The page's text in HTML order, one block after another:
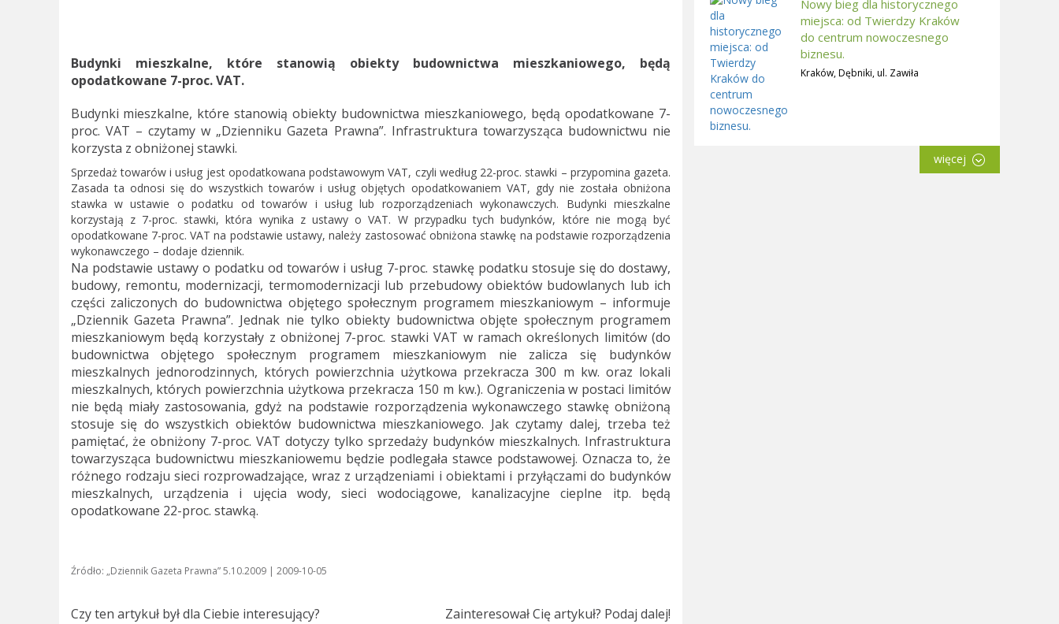
Budynki mieszkalne, które stanowią obiekty budownictwa mieszkaniowego, będą
opodatkowane 7-proc. VAT.
Budynki mieszkalne, które stanowią obiekty budownictwa mieszkaniowego, będą opodatkowane 7-
proc. VAT – czytamy w „Dzienniku Gazeta Prawna”. Infrastruktura towarzysząca budownictwu nie
korzysta z obniżonej stawki.
Sprzedaż towarów i usług jest opodatkowana podstawowym VAT, czyli według 22-proc. stawki – przypomina gazeta.
Zasada ta odnosi się do wszystkich towarów i usług objętych opodatkowaniem VAT, gdy nie została obniżona
stawka w ustawie o podatku od towarów i usług lub rozporządzeniach wykonawczych. Budynki mieszkalne
korzystają z 7-proc. stawki, która wynika z ustawy o VAT. W przypadku tych budynków, które nie mogą być
opodatkowane 7-proc. VAT na podstawie ustawy, należy zastosować obniżona stawkę na podstawie rozporządzenia
wykonawczego – dodaje dziennik.
Na podstawie ustawy o podatku od towarów i usług 7-proc. stawkę podatku stosuje się do dostawy,
budowy, remontu, modernizacji, termomodernizacji lub przebudowy obiektów budowlanych lub ich
części zaliczonych do budownictwa objętego społecznym programem mieszkaniowym – informuje
„Dziennik Gazeta Prawna”. Jednak nie tylko obiekty budownictwa objęte społecznym programem
mieszkaniowym będą korzystały z obniżonej 7-proc. stawki VAT w ramach określonych limitów (do
budownictwa objętego społecznym programem mieszkaniowym nie zalicza się budynków
mieszkalnych jednorodzinnych, których powierzchnia użytkowa przekracza 300 m kw. oraz lokali
mieszkalnych, których powierzchnia użytkowa przekracza 150 m kw.). Ograniczenia w postaci limitów
nie będą miały zastosowania, gdyż na podstawie rozporządzenia wykonawczego stawkę obniżoną
stosuje się do wszystkich obiektów budownictwa mieszkaniowego. Jak czytamy dalej, trzeba też
pamiętać, że obniżony 7-proc. VAT dotyczy tylko sprzedaży budynków mieszkalnych. Infrastruktura
towarzysząca budownictwu mieszkaniowemu będzie podlegała stawce podstawowej. Oznacza to, że
różnego rodzaju sieci rozprowadzające, wraz z urządzeniami i obiektami i przyłączami do budynków
mieszkalnych, urządzenia i ujęcia wody, sieci wodociągowe, kanalizacyjne cieplne itp. będą
opodatkowane 22-proc. stawką.
Źródło: „Dziennik Gazeta Prawna” 5.10.2009 | 2009-10-05
Czy ten artykuł był dla Ciebie interesujący? Zainteresował Cię artykuł? Podaj dalej!
Nowy bieg dla historycznego
miejsca: od Twierdzy Kraków
do centrum nowoczesnego
biznesu.
Kraków, Dębniki, ul. Zawiła
więcej